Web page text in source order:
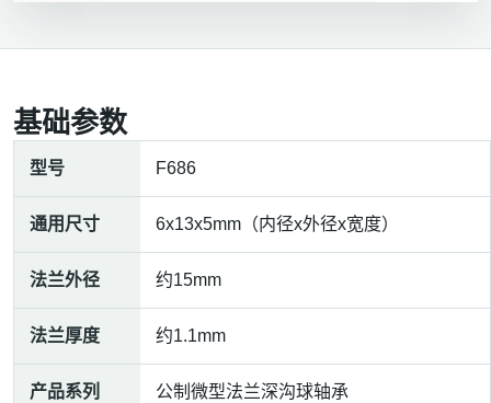
基础参数
型号 F686
通用尺寸 6x13x5mm（内径x外径x宽度）
法兰外径 约15mm
法兰厚度 约1.1mm
产品系列 公制微型法兰深沟球轴承